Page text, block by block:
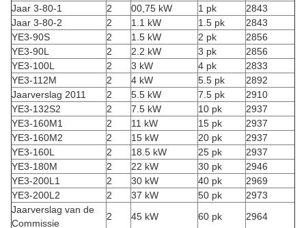
Jaar 3-80-1
2 00,75 kW 1 pk
2843
Jaar 3-80-2
2 1.1 kW 1.5 pk
2843
YE3-90S
2 1.5 kW 2 pk
2856
YE3-90L
2 2.2 kW 3 pk
2856
YE3-100L
2 3 kW 4 pk
2833
YE3-112M
2 4 kW 5.5 pk
2892
Jaarverslag 2011
2 5.5 kW 7.5 pk
2910
YE3-132S2
2 7.5 kW 10 pk
2937
YE3-160M1
2 11 kW 15 pk
2937
YE3-160M2
2 15 kW 20 pk
2937
YE3-160L
2 18.5 kW 25 pk
2937
YE3-180M
2 22 kW 30 pk
2946
YE3-200L1
2 30 kW 40 pk
2969
YE3-200L2
2 37 kW 50 pk
2973
Jaarverslag van de
Commissie
2 45 kW 60 pk
2964